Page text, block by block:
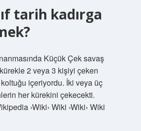
tarih kadırga
Küçük Çek savaş
2 veya 3 kişiyi çeken
içeriyordu. İki veya üç
her kürekini çekecekti.
›Wiki› Wiki ›Wiki› Wiki